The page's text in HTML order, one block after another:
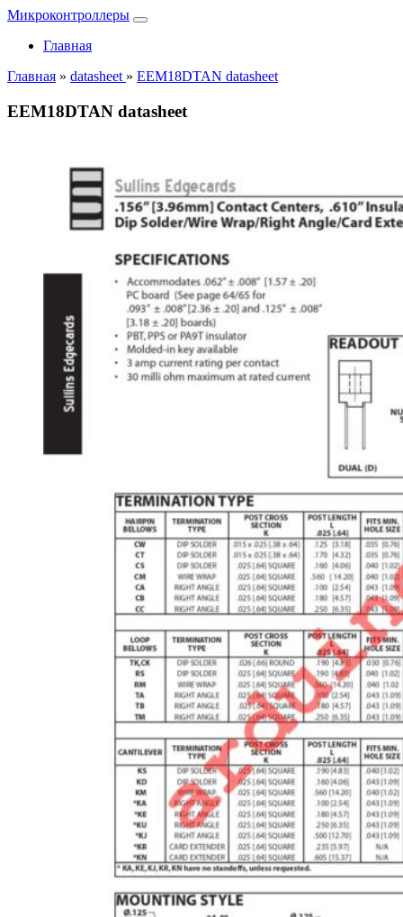
Микроконтроллеры
Главная
Главная » datasheet » EEM18DTAN datasheet
EEM18DTAN datasheet